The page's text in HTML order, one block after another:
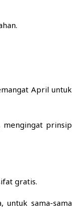
April untuk
mengingat prinsip
gratis.
untuk sama-sama